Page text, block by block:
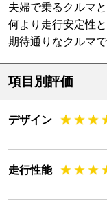
夫婦で乗るクルマ
何より走行安定性
期待通りなクルマで
項目別評価
デザイン
走行性能